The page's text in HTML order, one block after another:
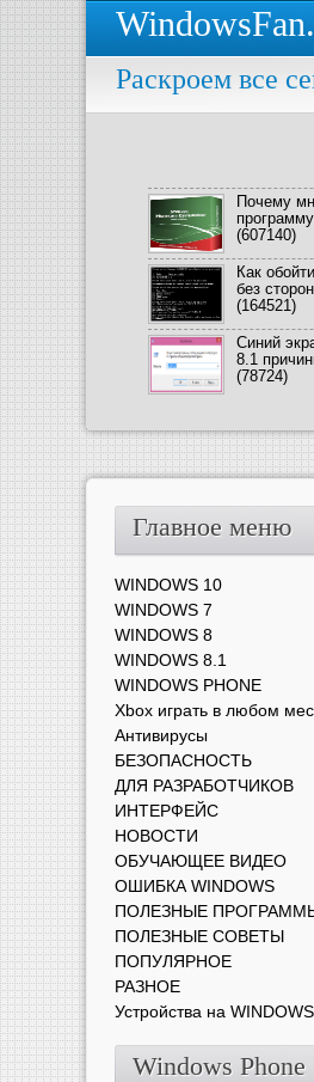
Раскроем все
Почему
(607140)
Как
без
(164521)
Синий
8.1
(78724)
Главное меню
WINDOWS 10
WINDOWS 7
WINDOWS 8
WINDOWS 8.1
WINDOWS PHONE
Xbox играть в любом
Антивирусы
БЕЗОПАСНОСТЬ
ДЛЯ РАЗРАБОТЧИКОВ
ИНТЕРФЕЙС
НОВОСТИ
ОБУЧАЮЩЕЕ ВИДЕО
ОШИБКА WINDOWS
ПОЛЕЗНЫЕ
ПОЛЕЗНЫЕ СОВЕТЫ
ПОПУЛЯРНОЕ
РАЗНОЕ
Устройства на
Windows Phone